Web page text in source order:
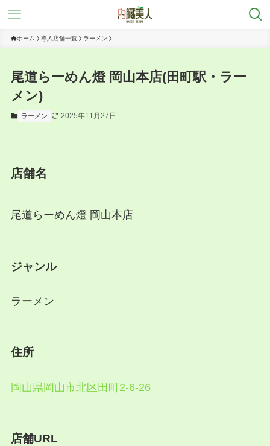
ホーム 導入店舗一覧 ラーメン
尾道らーめん燈 岡山本店(田町駅・ラー
メン)
ラーメン 2025年11月27日
店舗名
尾道らーめん燈 岡山本店
ジャンル
ラーメン
住所
岡山県岡山市北区田町2-6-26
店舗URL